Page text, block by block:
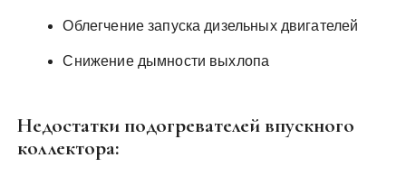
Облегчение запуска дизельных двигателей
Снижение дымности выхлопа
Недостатки подогревателей впускного
коллектора: